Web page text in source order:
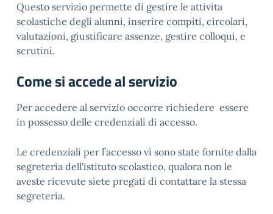
Questo servizio permette di gestire le attivita
scolastiche degli alunni, inserire compiti, circolari,
valutazioni, giustificare assenze, gestire colloqui, e
scrutini.
Come si accede al servizio
Per accedere al servizio occorre richiedere essere
in possesso delle credenziali di accesso.
Le credenziali per l’accesso vi sono state fornite dalla
segreteria dell'istituto scolastico, qualora non le
aveste ricevute siete pregati di contattare la stessa
segreteria.